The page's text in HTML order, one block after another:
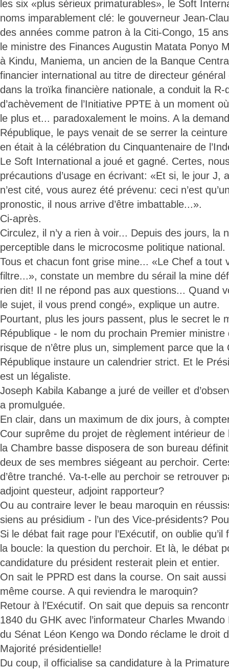
les six «plus sérieux primaturables», le Soft
noms imparablement clé: le gouverneur Jean-
des années comme patron à la Citi-Congo, 15
le ministre des Finances Augustin Matata Ponyo
à Kindu, Maniema, un ancien de la Banque
financier international au titre de directeur
dans la troïka financière nationale, a conduit la R-
d’achèvement de l’Initiative PPTE à un moment
le plus et... paradoxalement le moins. A la
République, le pays venait de se serrer la
en était à la célébration du Cinquantenaire de
Le Soft International a joué et gagné. Certes,
précautions d’usage en écrivant: «Et si, le jour J,
n’est cité, vous aurez été prévenu: ceci n’est
pronostic, il nous arrive d’être imbattable...».
Ci-après.
Circulez, il n’y a rien à voir... Depuis des jours, la
perceptible dans le microcosme politique national.
Tous et chacun font grise mine... «Le Chef a tout
filtre...», constate un membre du sérail la mine
rien dit! Il ne répond pas aux questions... Quand
le sujet, il vous prend congé», explique un autre.
Pourtant, plus les jours passent, plus le secret le
République - le nom du prochain Premier ministre
risque de n’être plus un, simplement parce que la
République instaure un calendrier strict. Et le
est un légaliste.
Joseph Kabila Kabange a juré de veiller et
a promulguée.
En clair, dans un maximum de dix jours, à
Cour suprême du projet de règlement intérieur de
la Chambre basse disposera de son bureau
deux de ses membres siégeant au perchoir.
d’être tranché. Va-t-elle au perchoir se retrouver
adjoint questeur, adjoint rapporteur?
Ou au contraire lever le beau maroquin en
siens au présidium - l’un des Vice-présidents?
Si le débat fait rage pour l’Exécutif, on oublie qu’il
la boucle: la question du perchoir. Et là, le débat
candidature du président resterait plein et entier.
On sait le PPRD est dans la course. On sait
même course. A qui reviendra le maroquin?
Retour à l’Exécutif. On sait que depuis sa
1840 du GHK avec l’informateur Charles
du Sénat Léon Kengo wa Dondo réclame le droit
Majorité présidentielle!
Du coup, il officialise sa candidature à la